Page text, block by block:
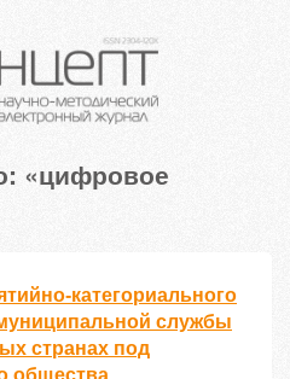
«цифровое
категориального
службы
странах под